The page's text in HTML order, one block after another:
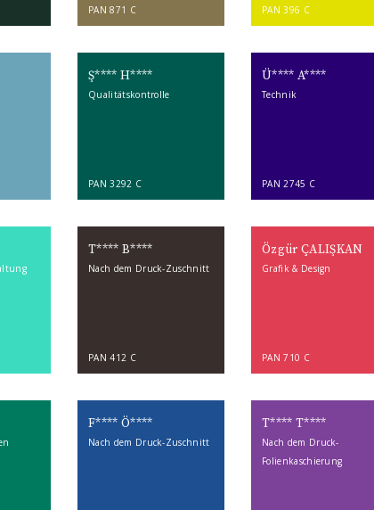
PAN 871 C PAN 396 C
Ş**** H****
Qualitätskontrolle
PAN 3292 C
Ü**** A****
Technik
PAN 2745 C
T**** B****
Nach dem Druck-Zuschnitt
PAN 412 C
Özgür ÇALIŞKAN
Grafik & Design
PAN 710 C
F**** Ö****
Nach dem Druck-Zuschnitt
T**** T****
Nach dem Druck-
Folienkaschierung